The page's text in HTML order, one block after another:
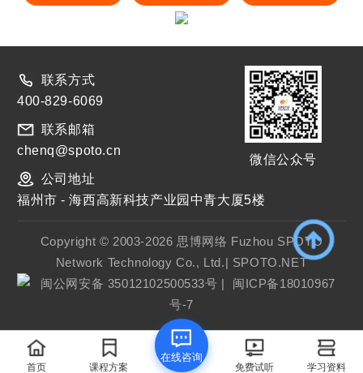
联系方式
400-829-6069
联系邮箱
chenq@spoto.cn
公司地址
微信公众号
福州市 - 海西高新科技产业园中青大厦5楼
Copyright © 2003-2026 思博网络 Fuzhou SPOTO
Network Technology Co., Ltd.| SPOTO.NET
闽公网安备 35012102500533号 | 闽ICP备18010967
号-7
首页 课程方案
在线咨询
免费试听 学习资料